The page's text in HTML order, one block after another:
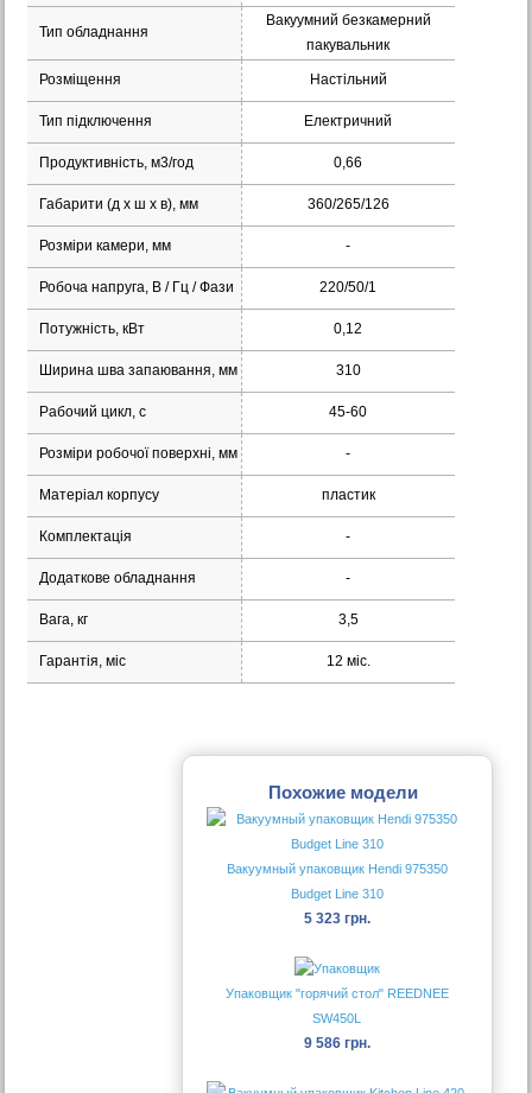
Тип обладнання
Вакуумний безкамерний
пакувальник
Розміщення Настільний
Тип підключення Електричний
Продуктивність, м3/год 0,66
Габарити (д х ш x в), мм 360/265/126
Розміри камери, мм -
Робоча напруга, В / Гц / Фази 220/50/1
Потужність, кВт 0,12
Ширина шва запаювання, мм 310
Рабочий цикл, с 45-60
Розміри робочої поверхні, мм -
Матеріал корпусу пластик
Комплектація -
Додаткове обладнання -
Вага, кг 3,5
Гарантія, міс 12 міс.
Похожие модели
Вакуумный упаковщик Hendi 975350
Budget Line 310
5 323 грн.
Упаковщик "горячий стол" REEDNEE
SW450L
9 586 грн.